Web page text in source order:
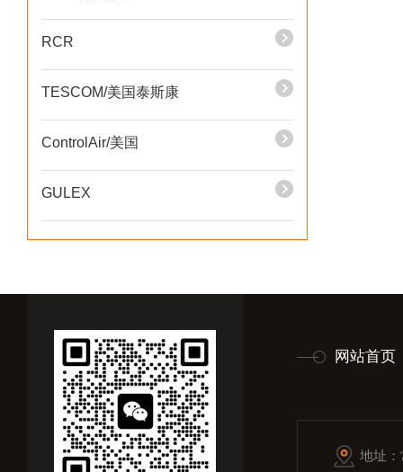
RCR
TESCOM/美国泰斯康
ControlAir/美国
GULEX
网站首页
地址